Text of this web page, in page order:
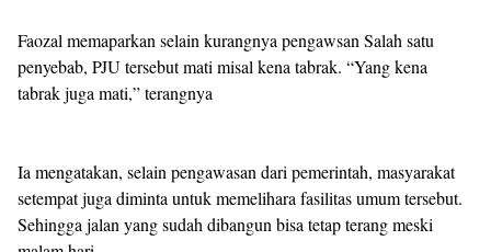
Faozal memaparkan selain kurangnya pengawsan Salah satu
penyebab, PJU tersebut mati misal kena tabrak. “Yang kena
tabrak juga mati,” terangnya
Ia mengatakan, selain pengawasan dari pemerintah, masyarakat
setempat juga diminta untuk memelihara fasilitas umum tersebut.
Sehingga jalan yang sudah dibangun bisa tetap terang meski